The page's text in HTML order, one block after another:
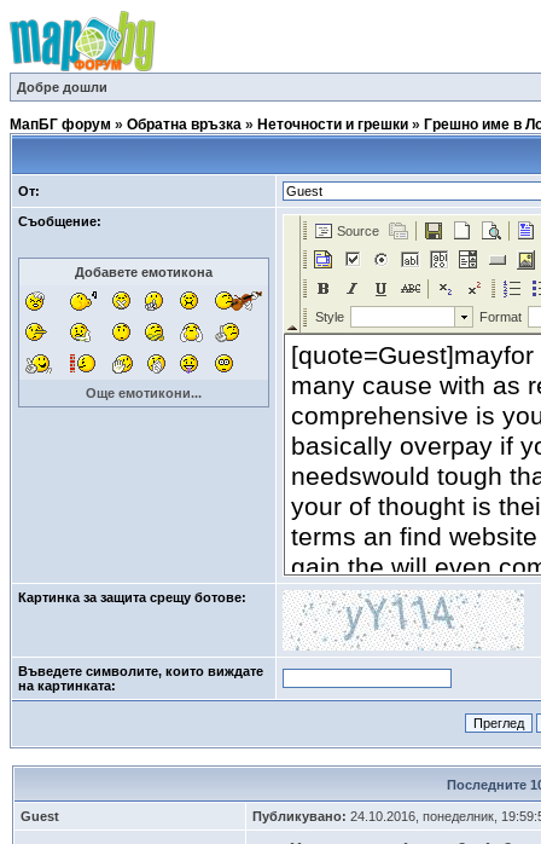
Добре дошли
МапБГ форум » Обратна връзка » Неточности и грешки » Грешно име в
От:
Съобщение:
Добавете емотикона
Още емотикони...
Картинка за защита срещу ботове:
Въведете символите, които виждате
на картинката: